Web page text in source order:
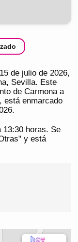
de julio de 2026,
Sevilla. Este
de Carmona a
está enmarcado
13:30 horas. Se
y está